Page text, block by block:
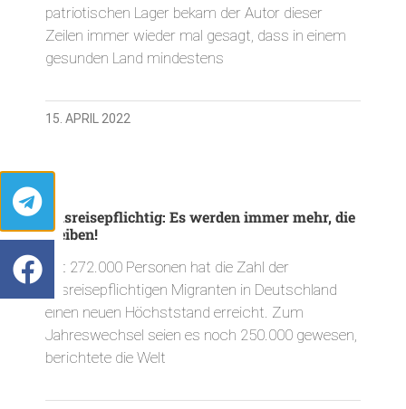
patriotischen Lager bekam der Autor dieser
Zeilen immer wieder mal gesagt, dass in einem
gesunden Land mindestens
15. APRIL 2022
Ausreisepflichtig: Es werden immer mehr, die
bleiben!
Mit 272.000 Personen hat die Zahl der
ausreisepflichtigen Migranten in Deutschland
einen neuen Höchststand erreicht. Zum
Jahreswechsel seien es noch 250.000 gewesen,
berichtete die Welt